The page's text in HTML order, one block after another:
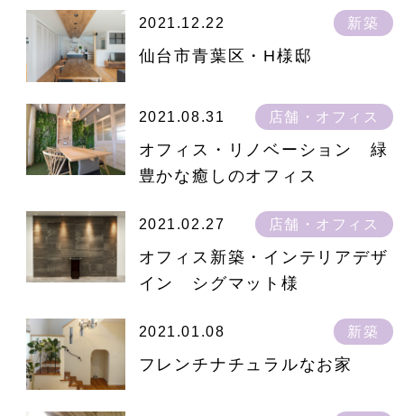
2021.12.22 新築
仙台市青葉区・H様邸
2021.08.31 店舗・オフィス
オフィス・リノベーション 緑
豊かな癒しのオフィス
2021.02.27 店舗・オフィス
オフィス新築・インテリアデザ
イン シグマット様
2021.01.08 新築
フレンチナチュラルなお家